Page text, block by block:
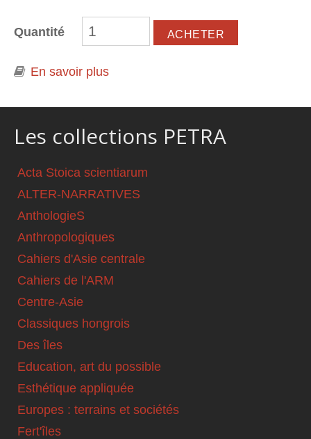
Quantité
En savoir plus
Les collections PETRA
Acta Stoica scientiarum
ALTER-NARRATIVES
AnthologieS
Anthropologiques
Cahiers d'Asie centrale
Cahiers de l'ARM
Centre-Asie
Classiques hongrois
Des îles
Education, art du possible
Esthétique appliquée
Europes : terrains et sociétés
Fert'îles